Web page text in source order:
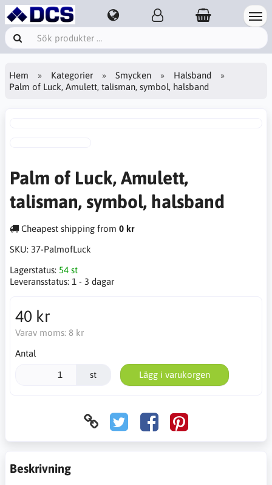
Hem Kategorier Smycken
Halsband
Palm of Luck, Amulett, talisman, symbol, halsband
Palm of Luck, Amulett,
talisman, symbol, halsband
Cheapest shipping from 0 kr
SKU: 37-PalmofLuck
Lagerstatus: 54 st
Leveransstatus: 1 - 3 dagar
40 kr
Varav moms: 8 kr
Antal
st Lägg i varukorgen
Beskrivning